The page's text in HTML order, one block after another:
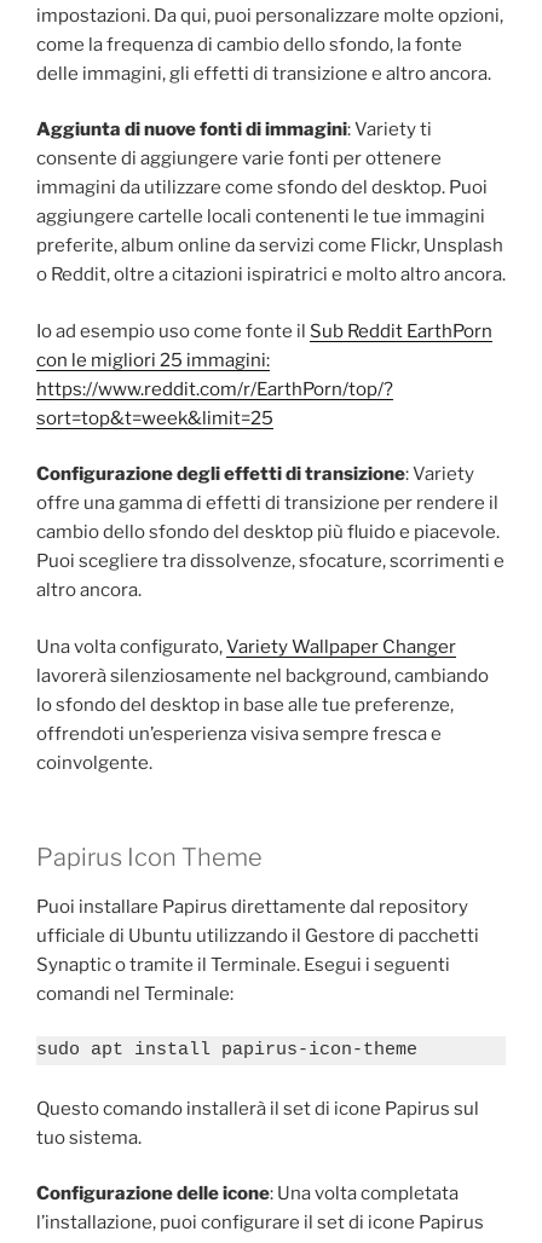
impostazioni. Da qui, puoi personalizzare molte opzioni,
come la frequenza di cambio dello sfondo, la fonte
delle immagini, gli effetti di transizione e altro ancora.
Aggiunta di nuove fonti di immagini: Variety ti
consente di aggiungere varie fonti per ottenere
immagini da utilizzare come sfondo del desktop. Puoi
aggiungere cartelle locali contenenti le tue immagini
preferite, album online da servizi come Flickr, Unsplash
o Reddit, oltre a citazioni ispiratrici e molto altro ancora.
Io ad esempio uso come fonte il Sub Reddit EarthPorn
con le migliori 25 immagini:
https://www.reddit.com/r/EarthPorn/top/?
sort=top&t=week&limit=25
Configurazione degli effetti di transizione: Variety
offre una gamma di effetti di transizione per rendere il
cambio dello sfondo del desktop più fluido e piacevole.
Puoi scegliere tra dissolvenze, sfocature, scorrimenti e
altro ancora.
Una volta configurato,Variety Wallpaper Changer
lavorerà silenziosamente nel background, cambiando
lo sfondo del desktop in base alle tue preferenze,
offrendoti un’esperienza visiva sempre fresca e
coinvolgente.
Papirus Icon Theme
Puoi installare Papirus direttamente dal repository
ufficiale di Ubuntu utilizzando il Gestore di pacchetti
Synaptic o tramite il Terminale. Esegui i seguenti
comandi nel Terminale:
sudo apt install papirus-icon-theme
Questo comando installerà il set di icone Papirus sul
tuo sistema.
Configurazione delle icone: Una volta completata
l’installazione, puoi configurare il set di icone Papirus